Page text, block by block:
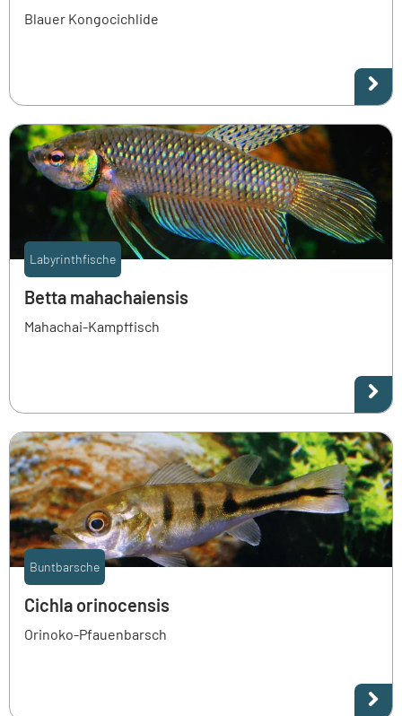
Blauer Kongocichlide
Labyrinthfische
Betta mahachaiensis
Mahachai-Kampffisch
Buntbarsche
Cichla orinocensis
Orinoko-Pfauenbarsch